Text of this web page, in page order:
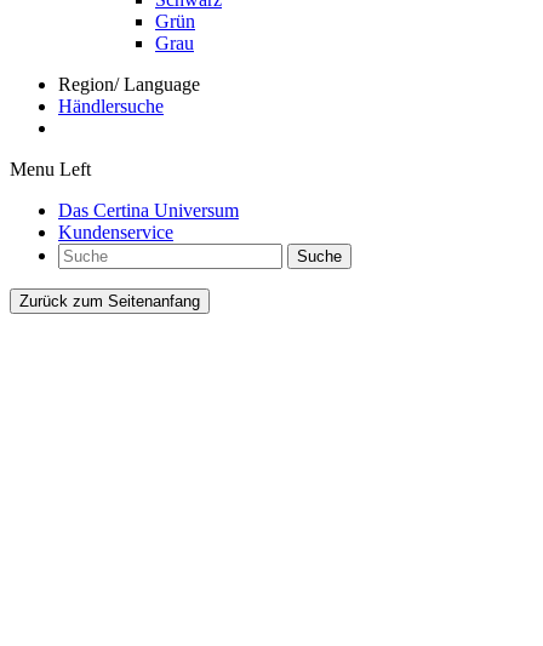
Grün
Grau
Region/ Language
Händlersuche
Menu Left
Das Certina Universum
Kundenservice
Suche
Zurück zum Seitenanfang